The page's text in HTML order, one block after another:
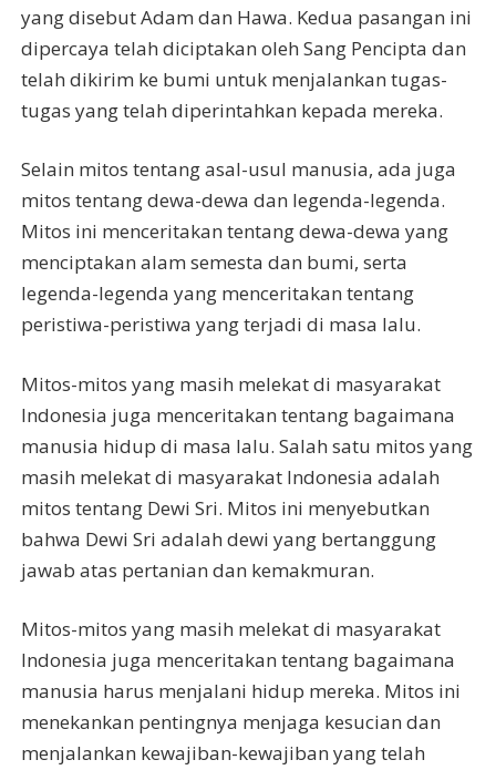
yang disebut Adam dan Hawa. Kedua pasangan ini
dipercaya telah diciptakan oleh Sang Pencipta dan
telah dikirim ke bumi untuk menjalankan tugas-
tugas yang telah diperintahkan kepada mereka.
Selain mitos tentang asal-usul manusia, ada juga
mitos tentang dewa-dewa dan legenda-legenda.
Mitos ini menceritakan tentang dewa-dewa yang
menciptakan alam semesta dan bumi, serta
legenda-legenda yang menceritakan tentang
peristiwa-peristiwa yang terjadi di masa lalu.
Mitos-mitos yang masih melekat di masyarakat
Indonesia juga menceritakan tentang bagaimana
manusia hidup di masa lalu. Salah satu mitos yang
masih melekat di masyarakat Indonesia adalah
mitos tentang Dewi Sri. Mitos ini menyebutkan
bahwa Dewi Sri adalah dewi yang bertanggung
jawab atas pertanian dan kemakmuran.
Mitos-mitos yang masih melekat di masyarakat
Indonesia juga menceritakan tentang bagaimana
manusia harus menjalani hidup mereka. Mitos ini
menekankan pentingnya menjaga kesucian dan
menjalankan kewajiban-kewajiban yang telah